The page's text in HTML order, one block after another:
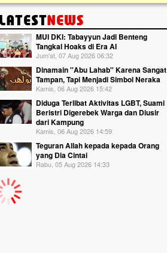
MUI DKI: Tabayyun Jadi Benteng
Tangkal Hoaks di Era AI
Jum'at, 07 Aug 2026 06:32
Dinamain ''Abu Lahab'' Karena Sangat
Tampan, Tapi Menjadi Simbol Neraka
Kamis, 06 Aug 2026 15:42
Diduga Terlibat Aktivitas LGBT, Suami
Beristri Digerebek Warga dan Diusir
dari Kampung
Kamis, 06 Aug 2026 14:59
Teguran Allah kepada kepada Orang
yang Dia Cintai
Rabu, 05 Aug 2026 14:33